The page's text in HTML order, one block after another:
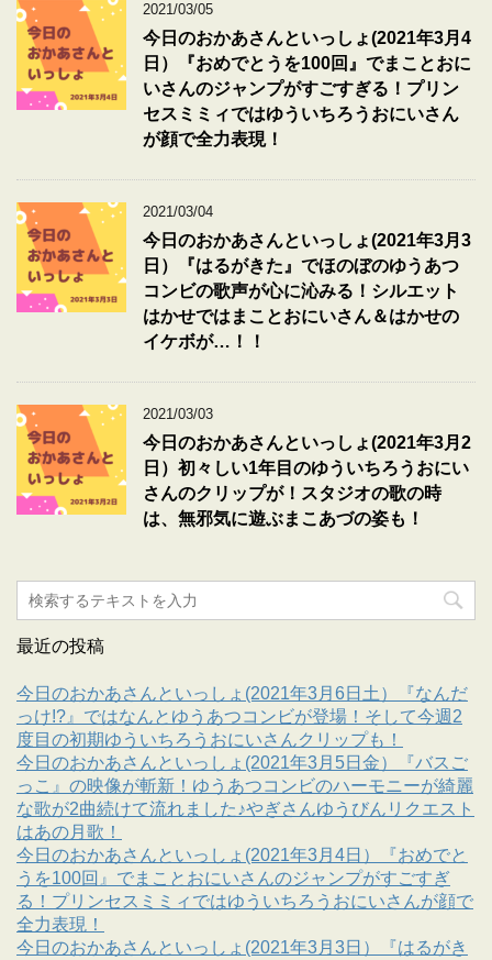
2021/03/05
今日のおかあさんといっしょ(2021年3月4
日）『おめでとうを100回』でまことおに
いさんのジャンプがすごすぎる！プリン
セスミミィではゆういちろうおにいさん
が顔で全力表現！
2021/03/04
今日のおかあさんといっしょ(2021年3月3
日）『はるがきた』でほのぼのゆうあつ
コンビの歌声が心に沁みる！シルエット
はかせではまことおにいさん＆はかせの
イケボが…！！
2021/03/03
今日のおかあさんといっしょ(2021年3月2
日）初々しい1年目のゆういちろうおにい
さんのクリップが！スタジオの歌の時
は、無邪気に遊ぶまこあづの姿も！
最近の投稿
今日のおかあさんといっしょ(2021年3月6日土）『なんだ
っけ!?』ではなんとゆうあつコンビが登場！そして今週2
度目の初期ゆういちろうおにいさんクリップも！
今日のおかあさんといっしょ(2021年3月5日金）『バスご
っこ』の映像が斬新！ゆうあつコンビのハーモニーが綺麗
な歌が2曲続けて流れました♪やぎさんゆうびんリクエスト
はあの月歌！
今日のおかあさんといっしょ(2021年3月4日）『おめでと
うを100回』でまことおにいさんのジャンプがすごすぎ
る！プリンセスミミィではゆういちろうおにいさんが顔で
全力表現！
今日のおかあさんといっしょ(2021年3月3日）『はるがき